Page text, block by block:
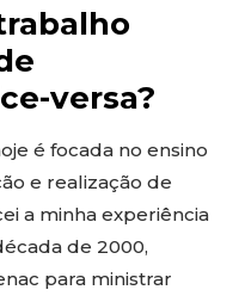
versa?
é focada no ensino
e realização de
a minha experiência
de 2000,
para ministrar